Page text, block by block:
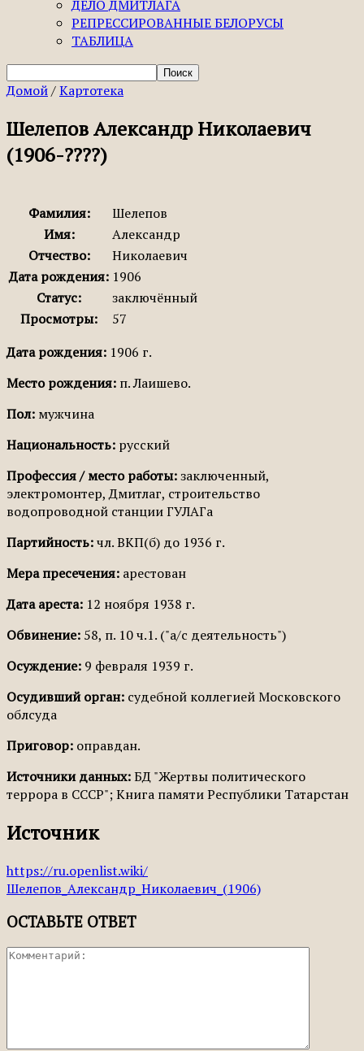
ДЕЛО ДМИТЛАГА
РЕПРЕССИРОВАННЫЕ БЕЛОРУСЫ
ТАБЛИЦА
Домой/Картотека
Шелепов Александр Николаевич
(1906-????)
Фамилия:
Шелепов
Имя:
Александр
Отчество:
Николаевич
Дата рождения: 1906
Статус:
заключённый
Просмотры:
57
Дата рождения: 1906 г.
Место рождения: п. Лаишево.
Пол: мужчина
Национальность: русский
Профессия / место работы:заключенный,
электромонтер, Дмитлаг, строительство
водопроводной станции ГУЛАГа
Партийность:чл. ВКП(б) до 1936 г.
Мера пресечения: арестован
Дата ареста: 12 ноября 1938 г.
Обвинение: 58, п. 10 ч.1. ("а/с деятельность")
Осуждение: 9 февраля 1939 г.
Осудивший орган: судебной коллегией Московского
облсуда
Приговор: оправдан.
Источники данных:БД "Жертвы политического
террора в СССР"; Книга памяти Республики Татарстан
Источник
https://ru.openlist.wiki/
Шелепов_Александр_Николаевич_(1906)
ОСТАВЬТЕ ОТВЕТ